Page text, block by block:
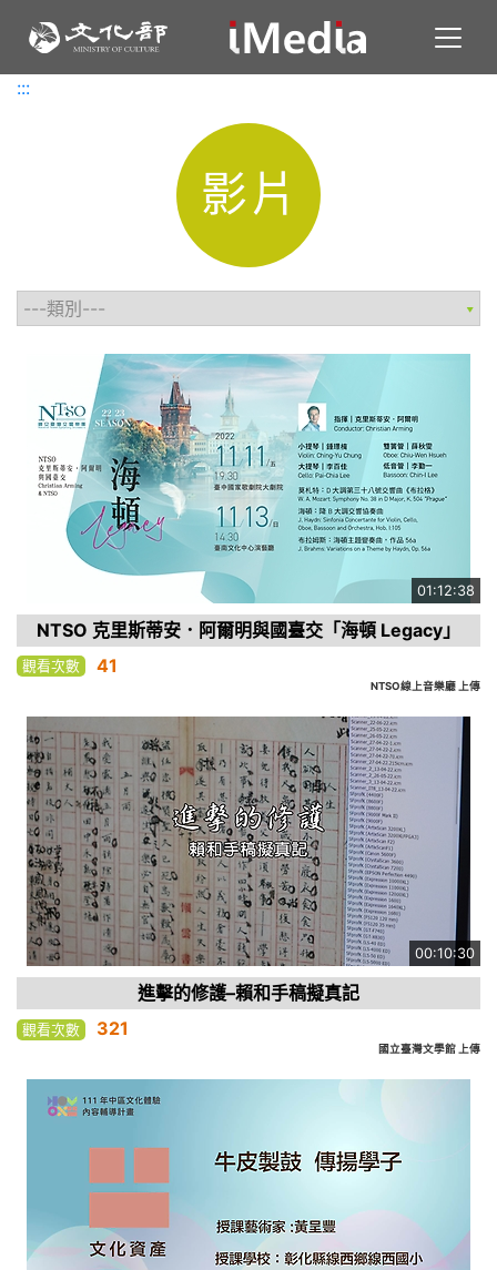
:::
:::
影片
01:12:38
NTSO 克里斯蒂安．阿爾明與國臺交「海頓 Legacy」
觀看次數 41
NTSO線上音樂廳 上傳
00:10:30
進擊的修護–賴和手稿擬真記
觀看次數 321
國立臺灣文學館 上傳